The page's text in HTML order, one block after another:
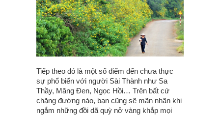
Tiếp theo đó là một số điểm đến chưa thực
sự phổ biến với người Sài Thành như Sa
Thầy, Măng Đen, Ngọc Hồi… Trên bất cứ
chặng đường nào, bạn cũng sẽ mãn nhãn khi
ngắm những đồi dã quỳ nở vàng khắp mọi